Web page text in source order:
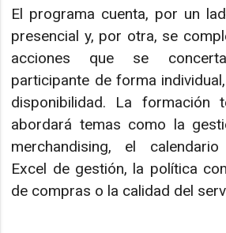
El programa cuenta, por un
presencial y, por otra, se
acciones que se
participante de forma
disponibilidad. La formación
abordará temas como la
merchandising, el
Excel de gestión, la política
de compras o la calidad del